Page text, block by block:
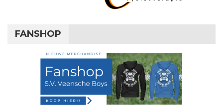
FANSHOP